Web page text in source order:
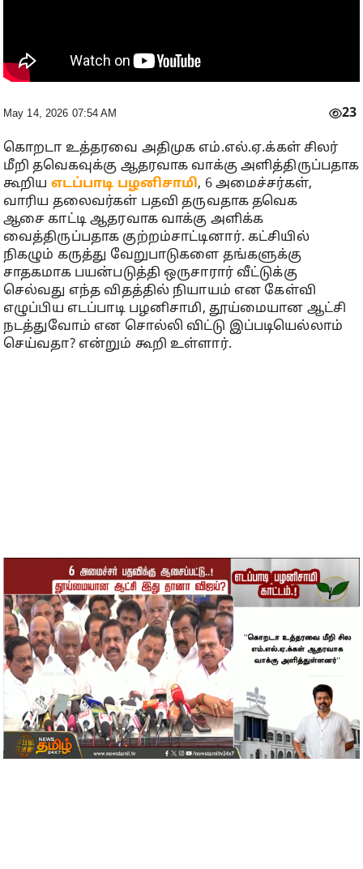
May 14, 2026 07:54 AM 23
கொறடா உத்தரவை அதிமுக எம்.எல்.ஏ.க்கள் சிலர்
மீறி தவெகவுக்கு ஆதரவாக வாக்கு அளித்திருப்பதாக
கூறிய எடப்பாடி பழனிசாமி, 6 அமைச்சர்கள்,
வாரிய தலைவர்கள் பதவி தருவதாக தவெக
ஆசை காட்டி ஆதரவாக வாக்கு அளிக்க
வைத்திருப்பதாக குற்றம்சாட்டினார். கட்சியில்
நிகழும் கருத்து வேறுபாடுகளை தங்களுக்கு
சாதகமாக பயன்படுத்தி ஒருசாரார் வீட்டுக்கு
செல்வது எந்த விதத்தில் நியாயம் என கேள்வி
எழுப்பிய எடப்பாடி பழனிசாமி, தூய்மையான ஆட்சி
நடத்துவோம் என சொல்லி விட்டு இப்படியெல்லாம்
செய்வதா? என்றும் கூறி உள்ளார்.